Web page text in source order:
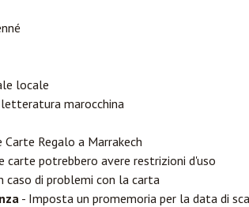
locale
marocchina
Regalo a Marrakech
carte potrebbero avere restrizioni d'uso
caso di problemi con la carta
- Imposta un promemoria per la data di